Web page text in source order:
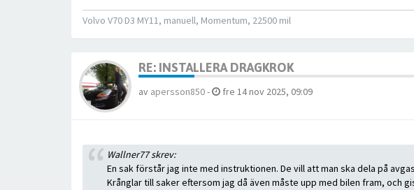
Volvo V70 D3 MY11, manuell, Momentum, 22500 mil
RE: INSTALLERA DRAGKROK
av apersson850- fre 14 nov 2025, 09:09
Wallner77 skrev:
En sak förstår jag inte med instruktionen. De vill att man ska dela på
Krånglar till saker eftersom jag då även måste upp med bilen fram, och